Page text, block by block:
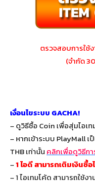
ตรวจสอบการใช้
(จำกัด
เงื่อนไขระบบ GACHA!
– ดูวิธีซื้อ Coin เพื่อสุ่มไอเท
– หากเข้าระบบ PlayMall
THB เท่านั้น คลิกเพื่อดูวิธีกา
–1 ไอดี สามารถเติมเงินซื้
– 1 ไอเทมโค้ด สามารถใช้ง